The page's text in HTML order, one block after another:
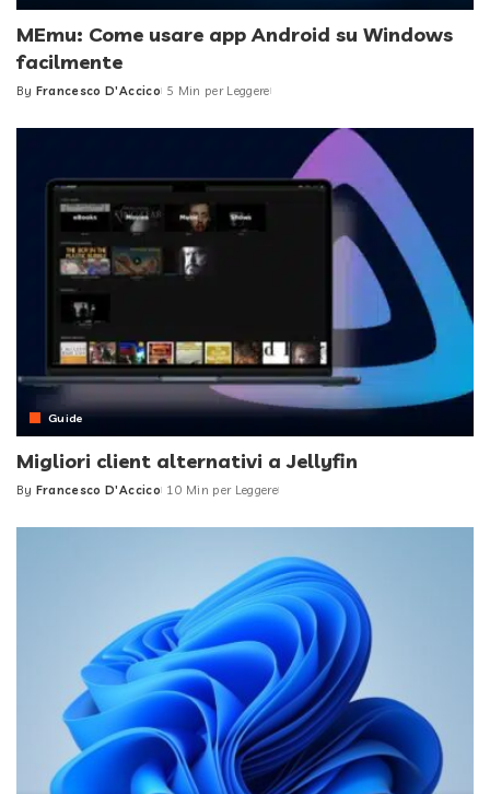
MEmu: Come usare app Android su Windows
facilmente
Posted
By Francesco D'Accico 5 Min per Leggere
Guide
Migliori client alternativi a Jellyfin
Posted
By Francesco D'Accico 10 Min per Leggere